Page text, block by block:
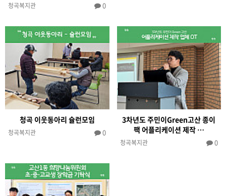
청곡복지관 0
청곡 이웃동아리 슐런모임
청곡복지관 0
3차년도 주민이Green고산 종이
팩 어플리케이션 제작 …
청곡복지관 0